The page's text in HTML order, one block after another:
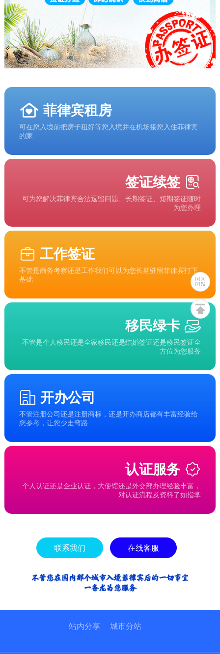
菲律宾租房
可在您入境前把房子租好等您入境并在机场接您入住菲律宾
的家
签证续签
可为您解决菲律宾合法逗留问题、长期签证、短期签证随时
为您办理
工作签证
不管是商务考察还是工作我们可以为您长期驻留菲律宾打下
基础
移民绿卡
不管是个人移民还是全家移民还是结婚签证还是移民签证全
方位为您服务
开办公司
不管注册公司还是注册商标，还是开办商店都有丰富经验给
您参考，让您少走弯路
认证服务
个人认证还是企业认证，大使馆还是外交部办理经验丰富，
对认证流程及资料了如指掌
联系我们 在线客服
站内分享 城市分站